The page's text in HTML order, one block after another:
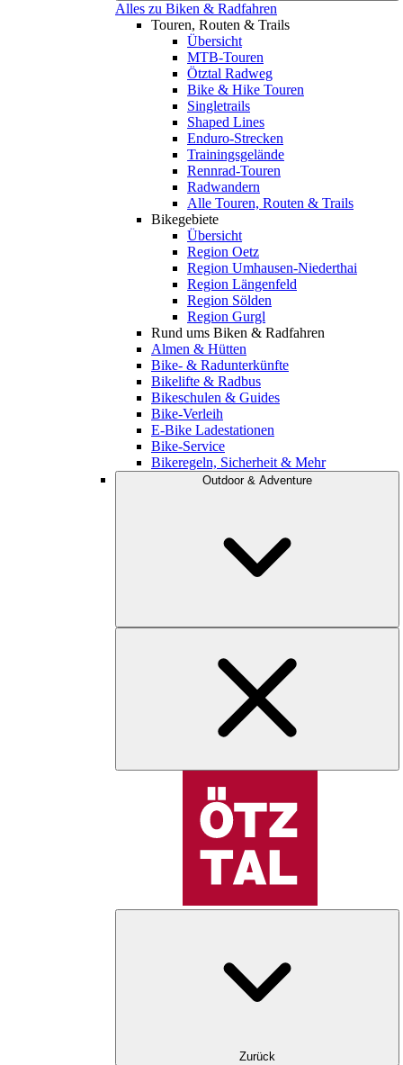
Alles zu Biken & Radfahren
Touren, Routen & Trails
Übersicht
MTB-Touren
Ötztal Radweg
Bike & Hike Touren
Singletrails
Shaped Lines
Enduro-Strecken
Trainingsgelände
Rennrad-Touren
Radwandern
Alle Touren, Routen & Trails
Bikegebiete
Übersicht
Region Oetz
Region Umhausen-Niederthai
Region Längenfeld
Region Sölden
Region Gurgl
Rund ums Biken & Radfahren
Almen & Hütten
Bike- & Radunterkünfte
Bikelifte & Radbus
Bikeschulen & Guides
Bike-Verleih
E-Bike Ladestationen
Bike-Service
Bikeregeln, Sicherheit & Mehr
Outdoor & Adventure
Zurück